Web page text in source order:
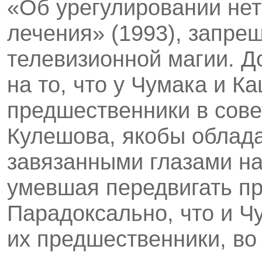
«Об урегулировании
лечения» (1993),
телевизионной магии.
на то, что у Чумака и
предшественники в
Кулешова, якобы
завязанными глазами
умевшая передвигать
Парадоксально, что и
их предшественники,